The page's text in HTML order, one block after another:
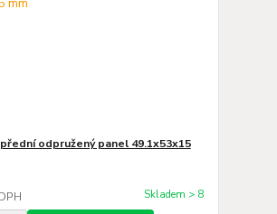
odpružený panel 49.1x53x15
Skladem > 8